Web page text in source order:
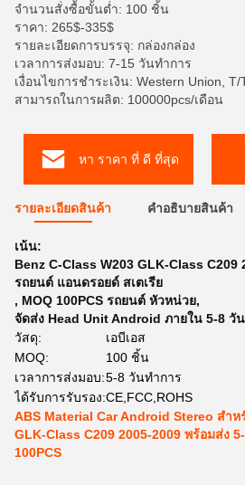
จำนวนสั่งซื้อขั้นต่ำ: 100 ชิ้น
ราคา: 265$-335$
รายละเอียดการบรรจุ: กล่องกล่อง
เวลาการส่งมอบ: 7-15 วันทำการ
เงื่อนไขการชำระเงิน: Western Union, T/
สามารถในการผลิต: 100000pcs/เดือน
หา ราคา ที่ ดี ที่สุด
รายละเอียดสินค้า คําอธิบายสินค้า
เน้น:
Benz C-Class W203 GLK-Class C209
รถยนต์ แอนดรอยด์ สเตเรีย
, MOQ 100PCS รถยนต์ หัวหน่วย,
จัดส่ง Head Unit Android ภายใน 5-8 วั
วัสดุ:
เอบีเอส
MOQ:
100 ชิ้น
เวลาการส่งมอบ:5-8 วันทำการ
ได้รับการรับรอง:CE,FCC,ROHS
ABS Material Car Android Stereo สําห
GLK-Class C209 2005-2009 พร้อมส่ง
100PCS